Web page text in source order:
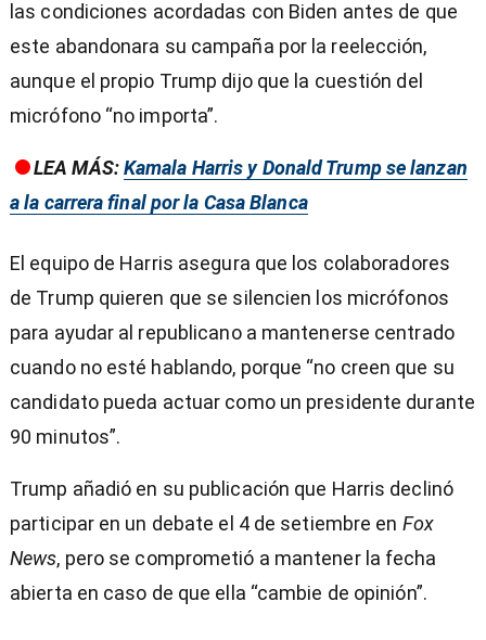
las condiciones acordadas con Biden antes de que
este abandonara su campaña por la reelección,
aunque el propio Trump dijo que la cuestión del
micrófono “no importa”.
LEA MÁS:Kamala Harris y Donald Trump se lanzan
a la carrera final por la Casa Blanca
El equipo de Harris asegura que los colaboradores
de Trump quieren que se silencien los micrófonos
para ayudar al republicano a mantenerse centrado
cuando no esté hablando, porque “no creen que su
candidato pueda actuar como un presidente durante
90 minutos”.
Trump añadió en su publicación que Harris declinó
participar en un debate el 4 de setiembre en Fox
News, pero se comprometió a mantener la fecha
abierta en caso de que ella “cambie de opinión”.